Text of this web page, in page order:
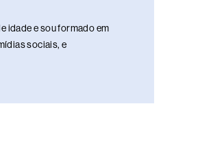
idade e sou formado em
sociais, e